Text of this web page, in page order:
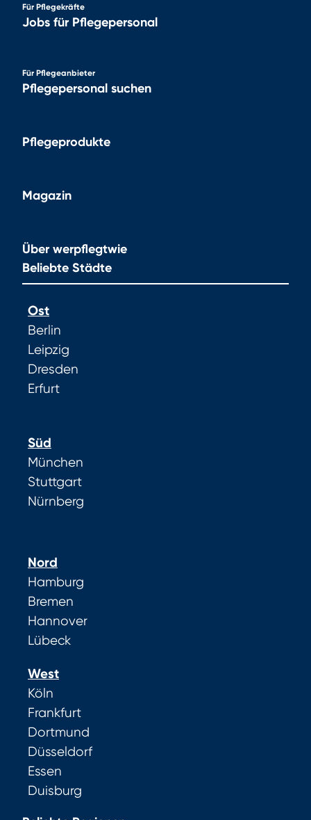
Für Pflegekräfte
Jobs für Pflegepersonal
Für Pflegeanbieter
Pflegepersonal suchen
Pflegeprodukte
Magazin
Über werpflegtwie
Beliebte Städte
Ost
Berlin
Leipzig
Dresden
Erfurt
Süd
München
Stuttgart
Nürnberg
Nord
Hamburg
Bremen
Hannover
Lübeck
West
Köln
Frankfurt
Dortmund
Düsseldorf
Essen
Duisburg